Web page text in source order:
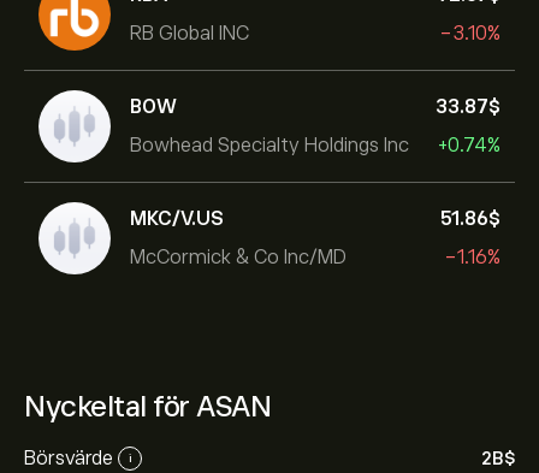
RB Global INC
-3.10%
BOW
Bowhead Specialty Holdings Inc
33.87‎$‎
+0.74%
MKC/V.US
McCormick & Co Inc/MD
51.86‎$‎
-1.16%
Nyckeltal för ASAN
Börsvärde i 2B‎$‎